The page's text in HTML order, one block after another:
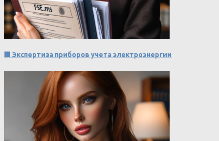
🟩 Экспертиза приборов учета электроэнергии